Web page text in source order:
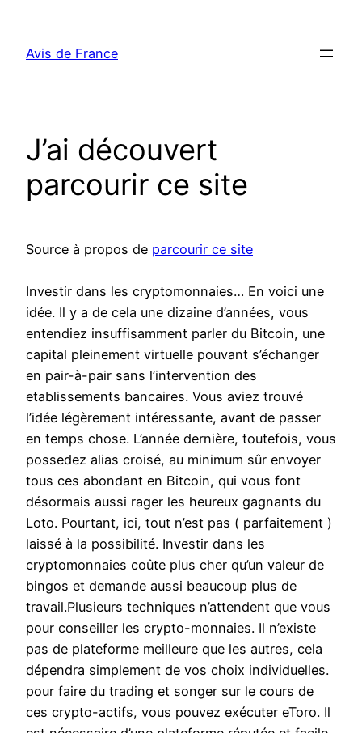
contenu
Avis de France
J’ai découvert
parcourir ce site
Source à propos de parcourir ce site
Investir dans les cryptomonnaies… En voici une
idée. Il y a de cela une dizaine d’années, vous
entendiez insuffisamment parler du Bitcoin, une
capital pleinement virtuelle pouvant s’échanger
en pair-à-pair sans l’intervention des
etablissements bancaires. Vous aviez trouvé
l’idée légèrement intéressante, avant de passer
en temps chose. L’année dernière, toutefois, vous
possedez alias croisé, au minimum sûr envoyer
tous ces abondant en Bitcoin, qui vous font
désormais aussi rager les heureux gagnants du
Loto. Pourtant, ici, tout n’est pas ( parfaitement )
laissé à la possibilité. Investir dans les
cryptomonnaies coûte plus cher qu’un valeur de
bingos et demande aussi beaucoup plus de
travail.Plusieurs techniques n’attendent que vous
pour conseiller les crypto-monnaies. Il n’existe
pas de plateforme meilleure que les autres, cela
dépendra simplement de vos choix individuelles.
pour faire du trading et songer sur le cours de
ces crypto-actifs, vous pouvez exécuter eToro. Il